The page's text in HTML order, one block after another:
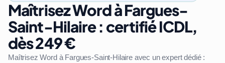
Maîtrisez Word à Fargues-
Saint-Hilaire : certifié ICDL,
dès 249 €
Maîtrisez Word à Fargues-Saint-Hilaire avec un expert dédié :